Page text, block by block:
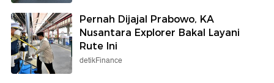
Pernah Dijajal Prabowo, KA
Nusantara Explorer Bakal Layani
Rute Ini
detikFinance